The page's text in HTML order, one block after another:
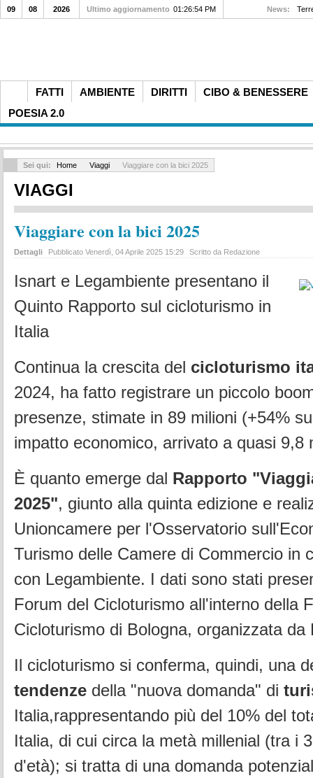
FATTI AMBIENTE DIRITTI
CIBO & BENESSERE
POESIA 2.0
09 08 2026 Ultimo aggiornamento 01:26:54 PM News:
Maldini e l’addio alla
Sei qui: Home Viaggi Viaggiare con la bici 2025
VIAGGI
Viaggiare con la bici 2025
Dettagli Pubblicato Venerdì, 04 Aprile 2025 15:29 Scritto da Redazione
Isnart e Legambiente presentano il
Quinto Rapporto sul cicloturismo in
Italia
Continua la crescita del cicloturismo
2024, ha fatto registrare un piccolo
presenze, stimate in 89 milioni (+54%
impatto economico, arrivato a quasi 9,8
È quanto emerge dal Rapporto
2025", giunto alla quinta edizione e
Unioncamere per l'Osservatorio
Turismo delle Camere di Commercio in
con Legambiente. I dati sono stati
Forum del Cicloturismo all'interno della
Cicloturismo di Bologna, organizzata da
Il cicloturismo si conferma, quindi, una
tendenze della "nuova domanda" di
Italia,rappresentando più del 10% del
Italia, di cui circa la metà millenial (tra i
d'età); si tratta di una domanda